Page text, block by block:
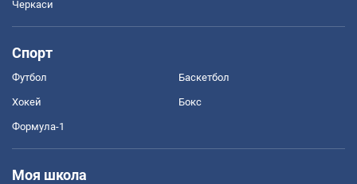
Черкаси
Спорт
Футбол Баскетбол
Хокей Бокс
Формула-1
Моя школа